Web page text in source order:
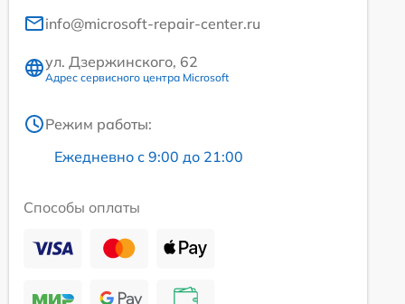
info@microsoft-repair-center.ru
ул. Дзержинского, 62
Адрес сервисного центра Microsoft
Режим работы:
Ежедневно с 9:00 до 21:00
Способы оплаты